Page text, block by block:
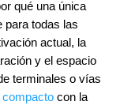
qué una única
para todas las
actual, la
y el espacio
terminales o vías
compacto con la